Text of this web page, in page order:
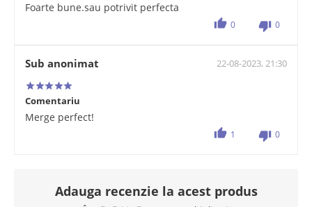
Foarte bune.sau potrivit perfecta
0 0
Sub anonimat 22-08-2023, 21:30
Comentariu
Merge perfect!
1 0
Adauga recenzie la acest produs